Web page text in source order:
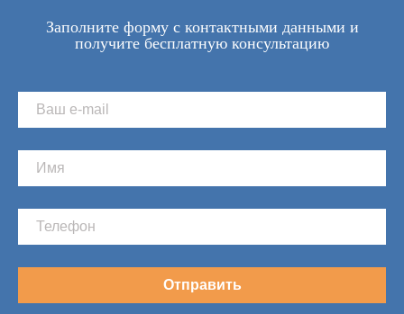
Заполните форму с контактными данными и
получите бесплатную консультацию
Отправить